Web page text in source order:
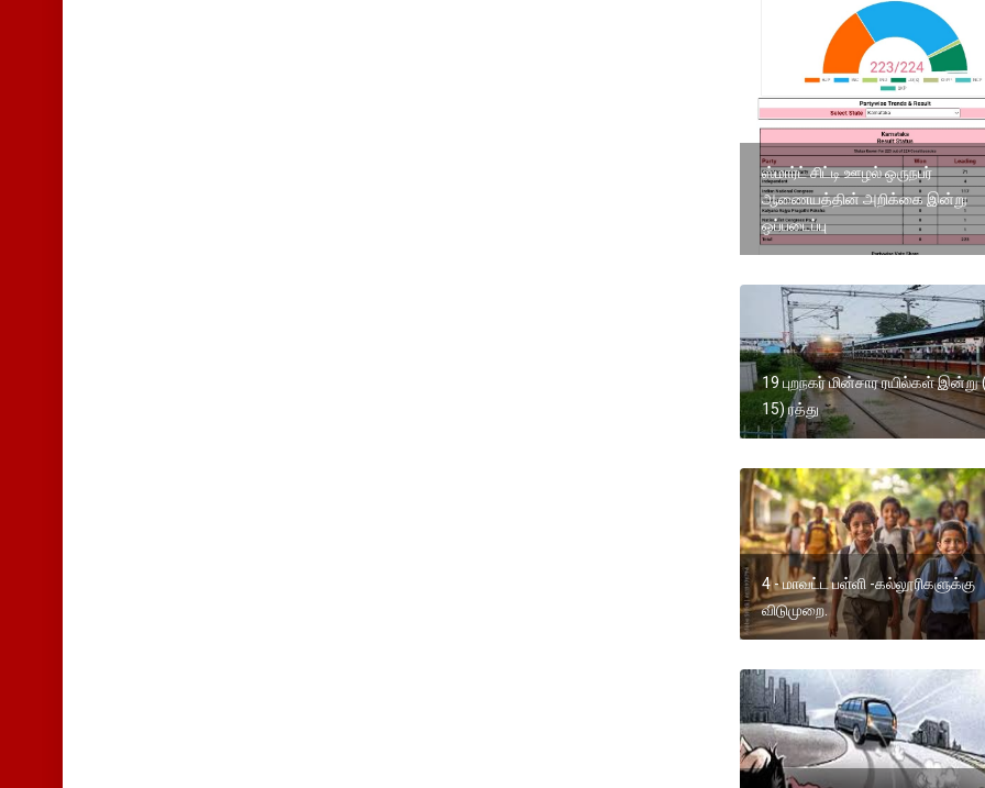
ஸ்மார்ட் சிட்டி ஊழல் ஒருநபர்
ஆணையத்தின் அறிக்கை இன்று
ஒப்படைப்பு
19 புறநகர் மின்சார ரயில்கள் இன்று
15) ரத்து
4 - மாவட்ட பள்ளி -கல்லூரிகளுக்கு
விடுமுறை.